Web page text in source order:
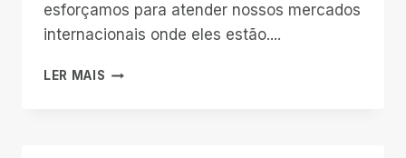
esforçamos para atender nossos mercados
internacionais onde eles estão....
LER MAIS O